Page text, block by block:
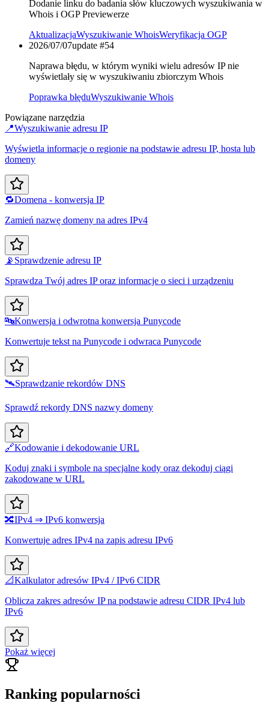
Dodanie linku do badania słów kluczowych wyszukiwania w
Whois i OGP Previewerze
AktualizacjaWyszukiwanie WhoisWeryfikacja OGP
2026/07/07update #54
Naprawa błędu, w którym wyniki wielu adresów IP nie
wyświetlały się w wyszukiwaniu zbiorczym Whois
Poprawka błęduWyszukiwanie Whois
Powiązane narzędzia
📍Wyszukiwanie adresu IP
Wyświetla informacje o regionie na podstawie adresu IP, hosta lub
domeny
🔁Domena - konwersja IP
Zamień nazwę domeny na adres IPv4
📡 Sprawdzenie adresu IP
Sprawdza Twój adres IP oraz informacje o sieci i urządzeniu
🔤Konwersja i odwrotna konwersja Punycode
Konwertuje tekst na Punycode i odwraca Punycode
🛰️Sprawdzanie rekordów DNS
Sprawdź rekordy DNS nazwy domeny
🔗Kodowanie i dekodowanie URL
Koduj znaki i symbole na specjalne kody oraz dekoduj ciągi
zakodowane w URL
🔀IPv4 ⇒ IPv6 konwersja
Konwertuje adres IPv4 na zapis adresu IPv6
📐Kalkulator adresów IPv4 / IPv6 CIDR
Oblicza zakres adresów IP na podstawie adresu CIDR IPv4 lub
IPv6
Pokaż więcej
Ranking popularności